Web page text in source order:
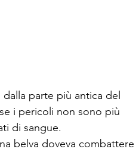
parte più antica del
i pericoli non sono più
di sangue.
belva doveva combattere